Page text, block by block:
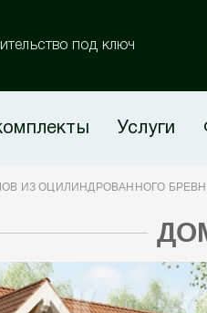
под ключ
Услуги
ИЗ ОЦИЛИНДРОВАННОГО